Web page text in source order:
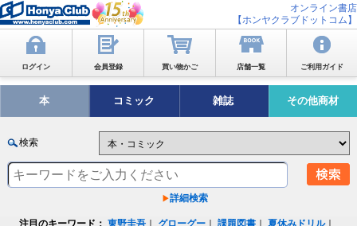
オンライン書店
【ホンヤクラブドットコム】
ログイン 会員登録 買い物かご 店舗一覧 ご利用ガイド
本 コミック 雑誌 その他商材
検索
詳細検索